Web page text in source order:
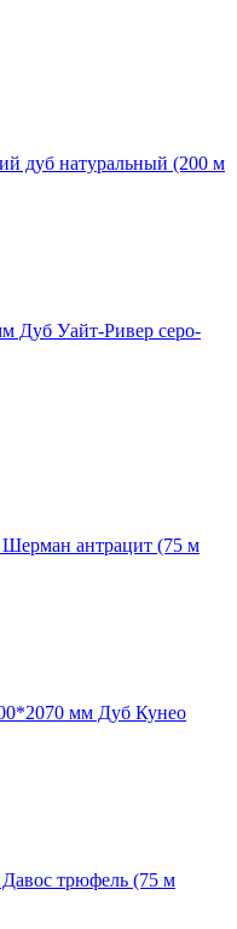
дуб натуральный (200 м
Дуб Уайт-Ривер серо-
антрацит (75 м
мм Дуб Кунео
трюфель (75 м